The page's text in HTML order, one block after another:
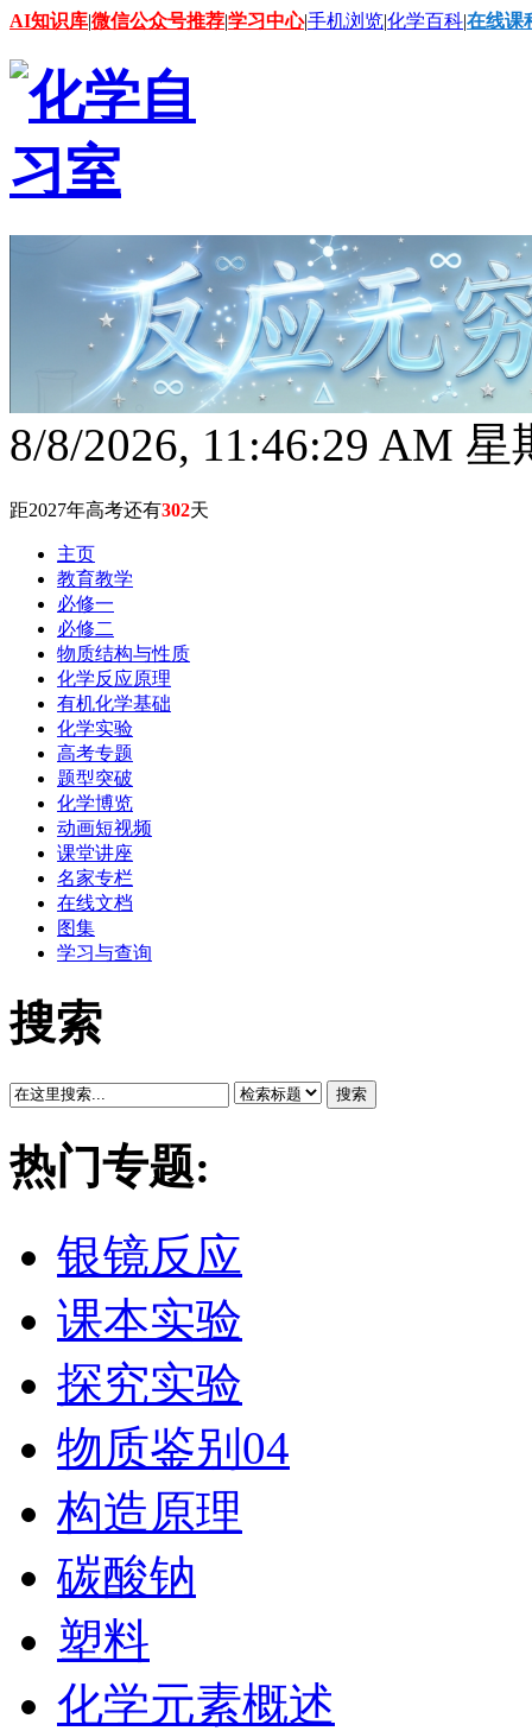
AI知识库|微信公众号推荐|学习中心|手机浏览|化学百科|在线课
8/8/2026, 11:46:31 AM 星
距2027年高考还有302天
主页
教育教学
必修一
必修二
物质结构与性质
化学反应原理
有机化学基础
化学实验
高考专题
题型突破
化学博览
动画短视频
课堂讲座
名家专栏
在线文档
图集
学习与查询
搜索
搜索
热门专题:
银镜反应
课本实验
探究实验
物质鉴别04
构造原理
碳酸钠
塑料
化学元素概述